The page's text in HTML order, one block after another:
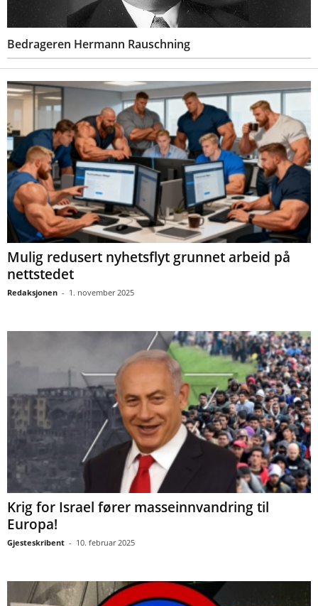
Bedrageren Hermann Rauschning
Mulig redusert nyhetsflyt grunnet arbeid på
nettstedet
Redaksjonen - 1. november 2025
Krig for Israel fører masseinnvandring til
Europa!
Gjesteskribent - 10. februar 2025